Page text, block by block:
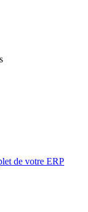
de votre ERP